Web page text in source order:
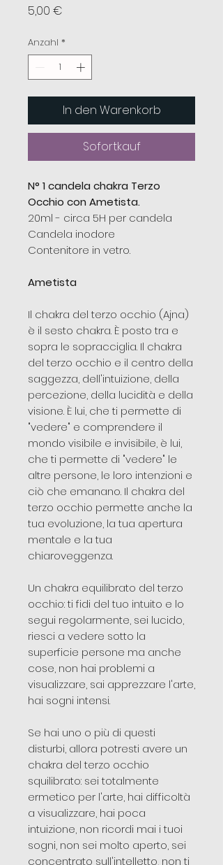
5,00 €
Anzahl *
In den Warenkorb
Sofortkauf
N° 1 candela chakra Terzo
Occhio con Ametista.
20ml - circa 5H per candela
Candela inodore
Contenitore in vetro.
Ametista
Il chakra del terzo occhio (Ajna)
è il sesto chakra. È posto tra e
sopra le sopracciglia. Il chakra
del terzo occhio e il centro della
saggezza, dell'intuizione, della
percezione, della lucidità e della
visione. È lui, che ti permette di
"vedere" e comprendere il
mondo visibile e invisibile, è lui,
che ti permette di "vedere" le
altre persone, le loro intenzioni e
ciò che emanano. Il chakra del
terzo occhio permette anche la
tua evoluzione, la tua apertura
mentale e la tua
chiaroveggenza.
Un chakra equilibrato del terzo
occhio: ti fidi del tuo intuito e lo
segui regolarmente, sei lucido,
riesci a vedere sotto la
superficie persone ma anche
cose, non hai problemi a
visualizzare, sai apprezzare l'arte,
hai sogni intensi.
Se hai uno o più di questi
disturbi, allora potresti avere un
chakra del terzo occhio
squilibrato: sei totalmente
ermetico per l'arte, hai difficoltà
a visualizzare, hai poca
intuizione, non ricordi mai i tuoi
sogni, non sei molto aperto, sei
concentrato sull'intelletto, non ti